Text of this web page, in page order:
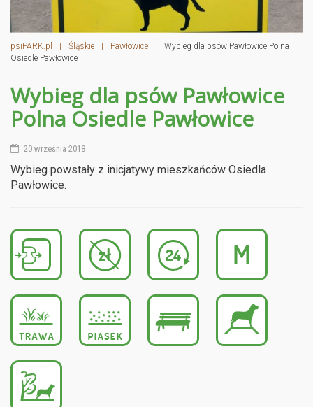
psiPARK.pl | Śląskie | Pawłowice |
Wybieg dla psów Pawłowice Polna
Osiedle Pawłowice
Wybieg dla psów Pawłowice
Polna Osiedle Pawłowice
20 września 2018
Wybieg powstały z inicjatywy mieszkańców Osiedla
Pawłowice.